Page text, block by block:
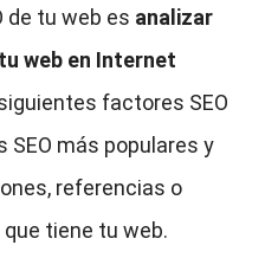
de tu web es analizar
web en Internet
factores SEO
SEO más populares y
referencias o
tiene tu web.